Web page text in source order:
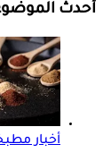
أحدث
أخبار